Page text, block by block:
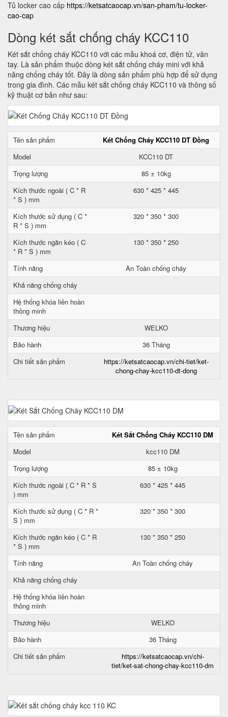
Tủ locker cao cấp https://ketsatcaocap.vn/san-pham/tu-locker-
cao-cap
Dòng két sắt chống cháy KCC110
Két sắt chống cháy KCC110 với các mẫu khoá cơ, điện tử, vân
tay. Là sản phẩm thuộc dòng két sắt chống cháy mini với khả
năng chống cháy tốt. Đây là dòng sản phẩm phù hợp để sử dụng
trong gia đình. Các mẫu két sắt chống cháy KCC110 và thông số
kỹ thuật cơ bản như sau:
Tên sản phẩm
Két Chống Cháy KCC110 DT Đồng
Model
KCC110 DT
Trọng lượng
85 ± 10kg
Kích thước ngoài ( C * R
* S ) mm
630 * 425 * 445
Kích thước sử dụng ( C *
R * S ) mm
320 * 350 * 300
Kích thước ngăn kéo ( C
* R * S ) mm
130 * 350 * 250
Tính năng
An Toàn chống cháy
Khả năng chống cháy
Hệ thống khóa liên hoàn
thông minh
Thương hiệu
WELKO
Bảo hành
36 Tháng
Chi tiết sản phẩm
https://ketsatcaocap.vn/chi-tiet/ket-
chong-chay-kcc110-dt-dong
Tên sản phẩm
Két Sắt Chống Cháy KCC110 DM
Model
kcc110 DM
Trọng lượng
85 ± 10kg
Kích thước ngoài ( C * R * S
) mm
630 * 425 * 445
Kích thước sử dụng ( C * R *
S ) mm
320 * 350 * 300
Kích thước ngăn kéo ( C * R
* S ) mm
130 * 350 * 250
Tính năng
An Toàn chống cháy
Khả năng chống cháy
Hệ thống khóa liên hoàn
thông minh
Thương hiệu
WELKO
Bảo hành
36 Tháng
Chi tiết sản phẩm
https://ketsatcaocap.vn/chi-
tiet/ket-sat-chong-chay-kcc110-dm